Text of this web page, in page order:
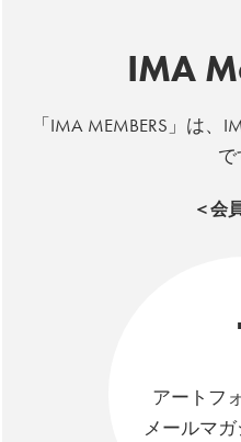
IMA
「IMA MEMBERS」は
で
＜会
アートフ
メールマ